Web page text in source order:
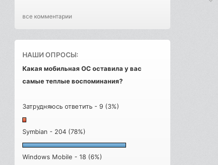
все комментарии
НАШИ ОПРОСЫ:
Какая мобильная ОС оставила у вас
самые теплые воспоминания?
Затрудняюсь ответить - 9 (3%)
Symbian - 204 (78%)
Windows Mobile - 18 (6%)